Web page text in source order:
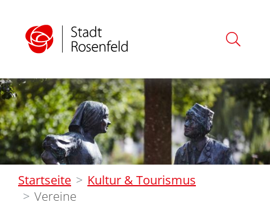
Startseite
Kultur & Tourismus
Vereine